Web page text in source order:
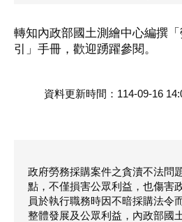
轉知內政部國土測繪中心編撰
引」手冊，歡迎踴躍參閱。
資料更新時間：114-09-16
政府勞務採購案件之貪瀆不法問
點，不僅損害公眾利益，也傷害
員於執行職務時因不暗採購法令
整體發展及公眾利益，內政部國